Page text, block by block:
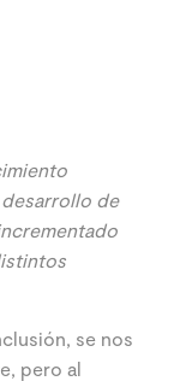
de
se nos
pero al